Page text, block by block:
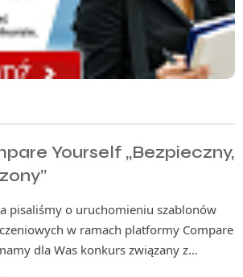
Yourself „Bezpieczny,
pisaliśmy o uruchomieniu szablonów
w ramach platformy Compare
dla Was konkurs związany z…